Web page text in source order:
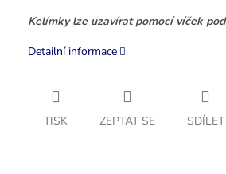
Kelímky lze uzavírat pomocí víček
Detailní informace
TISK ZEPTAT SE SDÍLET